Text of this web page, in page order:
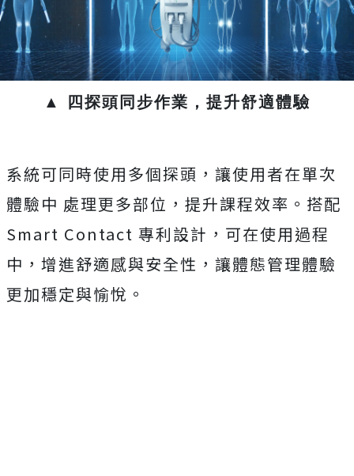
▲ 四探頭同步作業，提升舒適體驗
系統可同時使用多個探頭，讓使用者在單次
體驗中 處理更多部位，提升課程效率。搭配
Smart Contact 專利設計，可在使用過程
中，增進舒適感與安全性，讓體態管理體驗
更加穩定與愉悅。